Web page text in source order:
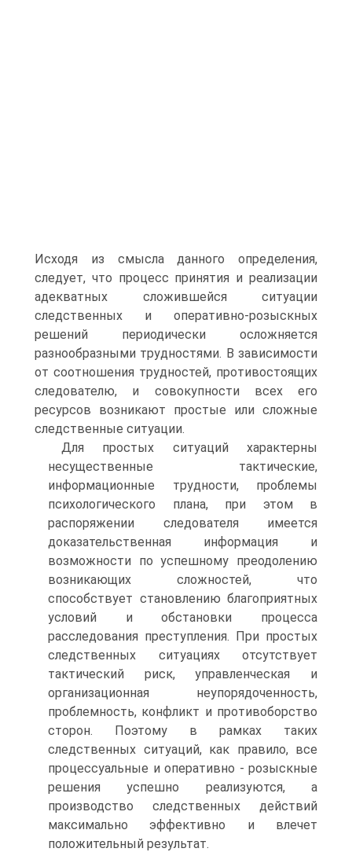
Исходя из смысла данного определения,
следует, что процесс принятия и реализации
адекватных сложившейся ситуации
следственных и оперативно-розыскных
решений периодически осложняется
разнообразными трудностями. В зависимости
от соотношения трудностей, противостоящих
следователю, и совокупности всех его
ресурсов возникают простые или сложные
следственные ситуации.
Для простых ситуаций характерны
несущественные тактические,
информационные трудности, проблемы
психологического плана, при этом в
распоряжении следователя имеется
доказательственная информация и
возможности по успешному преодолению
возникающих сложностей, что
способствует становлению благоприятных
условий и обстановки процесса
расследования преступления. При простых
следственных ситуациях отсутствует
тактический риск, управленческая и
организационная неупорядоченность,
проблемность, конфликт и противоборство
сторон. Поэтому в рамках таких
следственных ситуаций, как правило, все
процессуальные и оперативно - розыскные
решения успешно реализуются, а
производство следственных действий
максимально эффективно и влечет
положительный результат.